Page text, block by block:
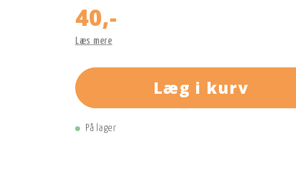
40,-
Læs mere
Læg i kurv
På lager